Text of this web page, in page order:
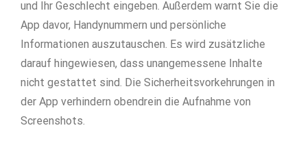
und Ihr Geschlecht eingeben. Außerdem warnt Sie die
App davor, Handynummern und persönliche
Informationen auszutauschen. Es wird zusätzliche
darauf hingewiesen, dass unangemessene Inhalte
nicht gestattet sind. Die Sicherheitsvorkehrungen in
der App verhindern obendrein die Aufnahme von
Screenshots.